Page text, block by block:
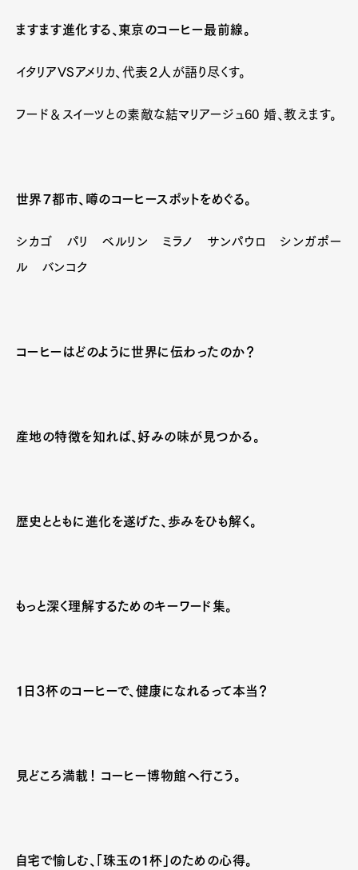
ますます進化する、東京のコーヒー最前線。
イタリアVSアメリカ、代表２人が語り尽くす。
フード＆スイーツとの素敵な結マリアージュ60 婚、教えます。
世界７都市、噂のコーヒースポットをめぐる。
シカゴ パリ ベルリン ミラノ サンパウロ シンガポー
ル バンコク
コーヒーはどのように世界に伝わったのか？
産地の特徴を知れば、好みの味が見つかる。
歴史とともに進化を遂げた、歩みをひも解く。
もっと深く理解するためのキーワード集。
１日３杯のコーヒーで、健康になれるって本当？
見どころ満載！ コーヒー博物館へ行こう。
自宅で愉しむ、「珠玉の１杯」のための心得。